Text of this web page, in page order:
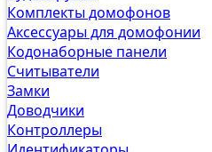
Комплекты домофонов
Аксессуары для домофонии
Кодонаборные панели
Считыватели
Замки
Доводчики
Контроллеры